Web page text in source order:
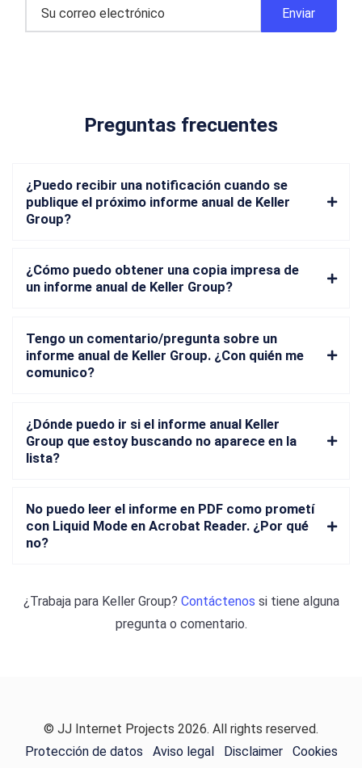
Preguntas frecuentes
¿Puedo recibir una notificación cuando se
publique el próximo informe anual de Keller
Group?
¿Cómo puedo obtener una copia impresa de
un informe anual de Keller Group?
Tengo un comentario/pregunta sobre un
informe anual de Keller Group. ¿Con quién me
comunico?
¿Dónde puedo ir si el informe anual Keller
Group que estoy buscando no aparece en la
lista?
No puedo leer el informe en PDF como prometí
con Liquid Mode en Acrobat Reader. ¿Por qué
no?
¿Trabaja para Keller Group? Contáctenos si tiene alguna
pregunta o comentario.
© JJ Internet Projects 2026. All rights reserved.
Protección de datos
Aviso legal Disclaimer Cookies